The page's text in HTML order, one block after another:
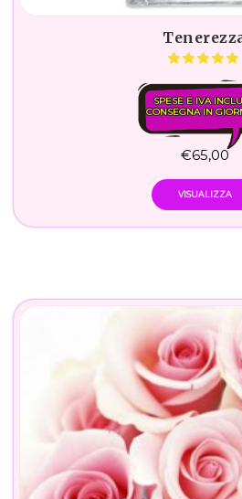
SPESE E IVA
CONSEGNA IN
€65,00
VISUALIZZA